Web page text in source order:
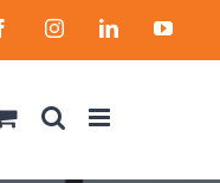
FacebookInstagramLinkedIn